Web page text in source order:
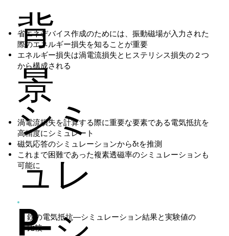
T
​鉄の電気抵抗―シミュレーション結果と実験値の
比較
P
省エネデバイス作成のためには、振動磁場が入力された
際のエネルギー損失を知ることが重要
エネルギー損失は渦電流損失とヒステリシス損失の２つ
から構成される
背
景
渦電流損失を計算する際に重要な要素である電気抵抗を
高精度にシミュレート
磁気応答のシミュレーションからδtを推測
これまで困難であった複素透磁率のシミュレーションも
可能に
シミ
ュレ